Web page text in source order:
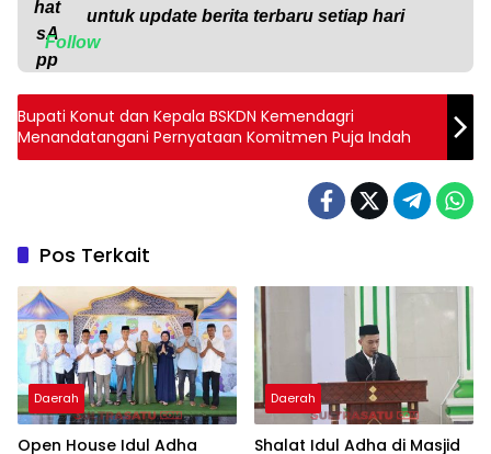
untuk update berita terbaru setiap hari
Follow
Bupati Konut dan Kepala BSKDN Kemendagri
Menandatangani Pernyataan Komitmen Puja Indah
Pos Terkait
Daerah
Open House Idul Adha
Daerah
Shalat Idul Adha di Masjid